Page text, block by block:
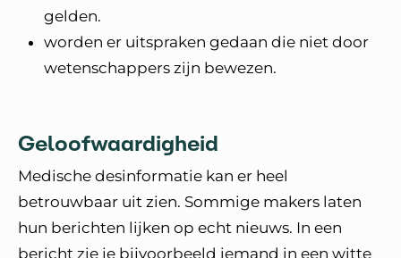
gelden.
worden er uitspraken gedaan die niet door
wetenschappers zijn bewezen.
Geloofwaardigheid
Medische desinformatie kan er heel
betrouwbaar uit zien. Sommige makers laten
hun berichten lijken op echt nieuws. In een
bericht zie je bijvoorbeeld iemand in een witte